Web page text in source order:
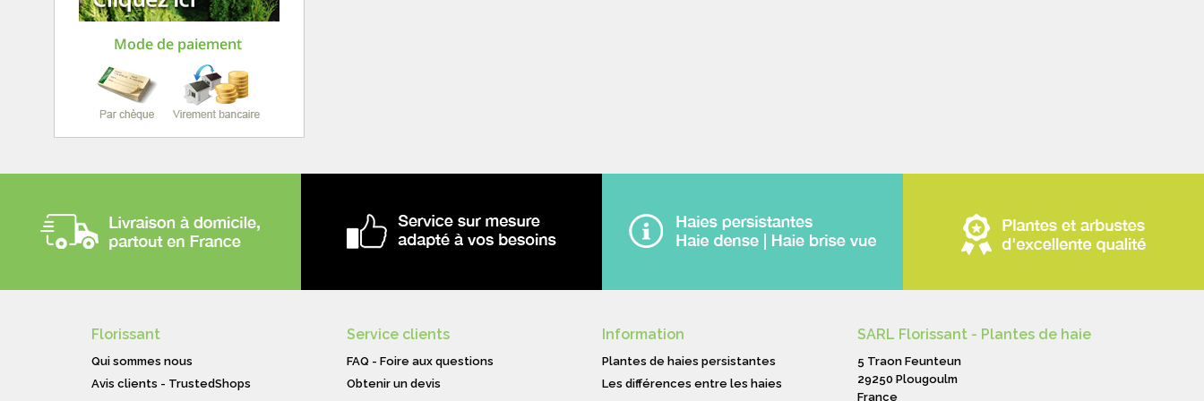
Florissant
Qui sommes nous
Avis clients - TrustedShops
Service clients
FAQ - Foire aux questions
Obtenir un devis
Information
Plantes de haies persistantes
Les différences entre les haies
SARL Florissant - Plantes de haie
5 Traon Feunteun
29250 Plougoulm
France